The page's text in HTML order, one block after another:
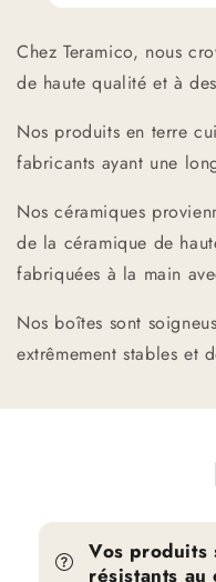
Chez Teramico, nous
de haute qualité et à
Nos produits en terre
fabricants ayant une
Nos céramiques
de la céramique de
fabriquées à la main
Nos boîtes sont
extrêmement stables et
Vos produits
résistants au